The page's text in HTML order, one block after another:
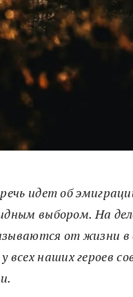
речь идет об
выбором. На
от жизни в
наших героев